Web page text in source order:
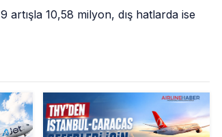
artışla 10,58 milyon, dış hatlarda ise